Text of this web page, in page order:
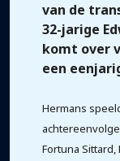
van de
32-jarige
komt over
een
Hermans
Fortuna